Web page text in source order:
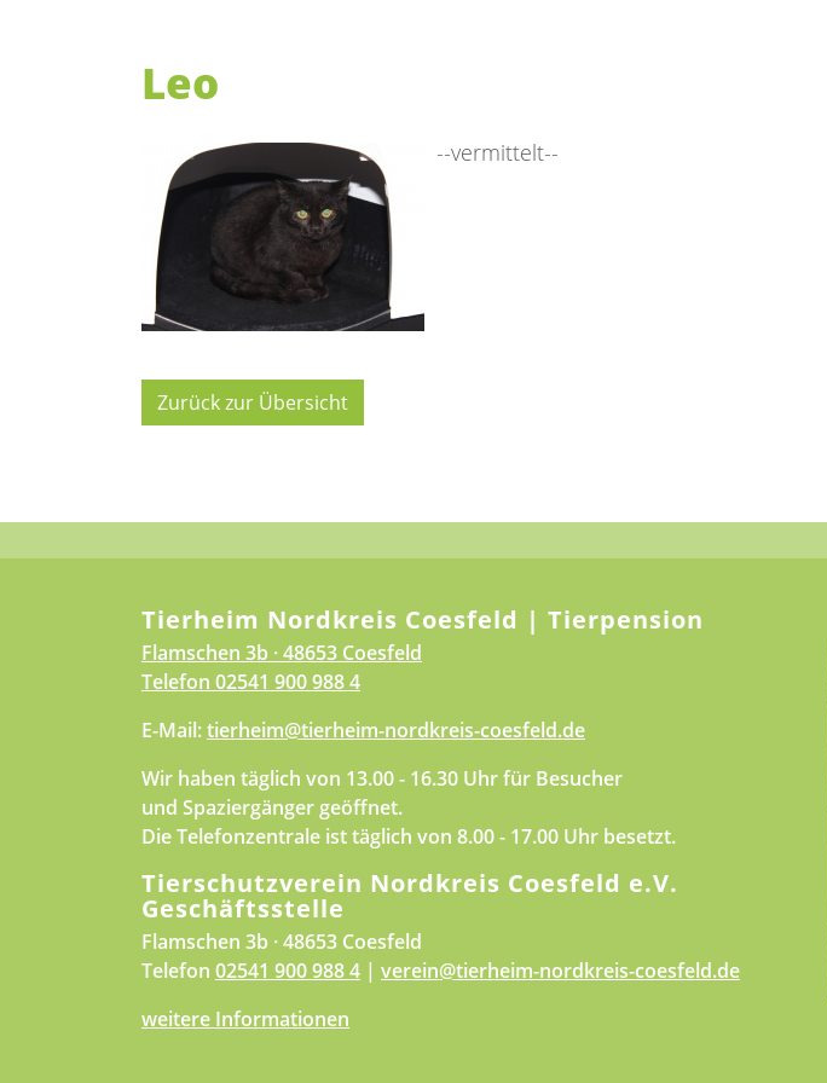
Leo
--vermittelt--
Zurück zur Übersicht
Tierheim Nordkreis Coesfeld | Tierpension
Flamschen 3b · 48653 Coesfeld
Telefon 02541 900 988 4
E-Mail:tierheim@tierheim-nordkreis-coesfeld.de
Wir haben täglich von 13.00 - 16.30 Uhr für Besucher
und Spaziergänger geöffnet.
Die Telefonzentrale ist täglich von 8.00 - 17.00 Uhr besetzt.
Tierschutzverein Nordkreis Coesfeld e.V.
Geschäftsstelle
Flamschen 3b · 48653 Coesfeld
Telefon 02541 900 988 4 | verein@tierheim-nordkreis-coesfeld.de
weitere Informationen